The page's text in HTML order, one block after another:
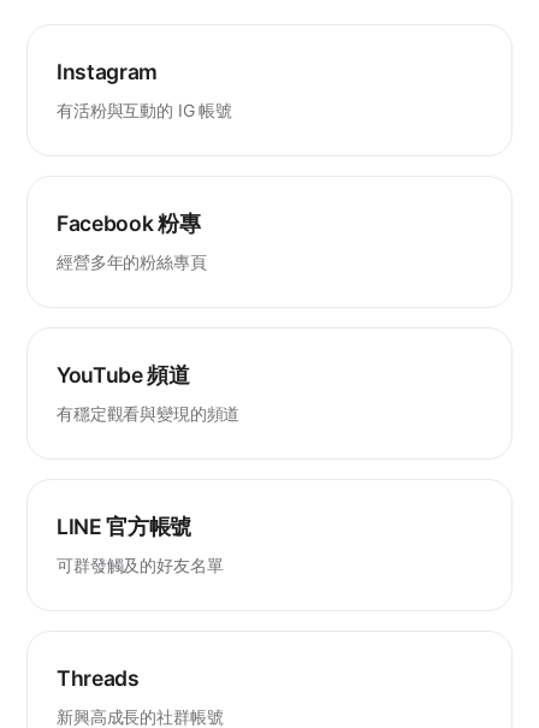
Instagram
有活粉與互動的 IG 帳號
Facebook 粉專
經營多年的粉絲專頁
YouTube 頻道
有穩定觀看與變現的頻道
LINE 官方帳號
可群發觸及的好友名單
Threads
新興高成長的社群帳號